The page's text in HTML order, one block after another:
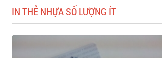
IN THẺ NHỰA SỐ LƯỢNG ÍT